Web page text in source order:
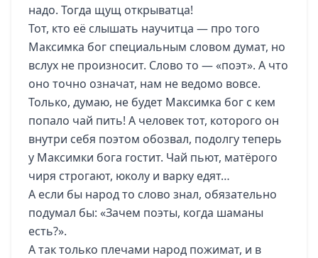
надо. Тогда щущ открыватца!
Тот, кто её слышать научитца — про того
Максимка бог специальным словом думат, но
вслух не произносит. Слово то — «поэт». А что
оно точно означат, нам не ведомо вовсе.
Только, думаю, не будет Максимка бог с кем
попало чай пить! А человек тот, которого он
внутри себя поэтом обозвал, подолгу теперь
у Максимки бога гостит. Чай пьют, матёрого
чиря строгают, юколу и варку едят…
А если бы народ то слово знал, обязательно
подумал бы: «Зачем поэты, когда шаманы
есть?».
А так только плечами народ пожимат, и в